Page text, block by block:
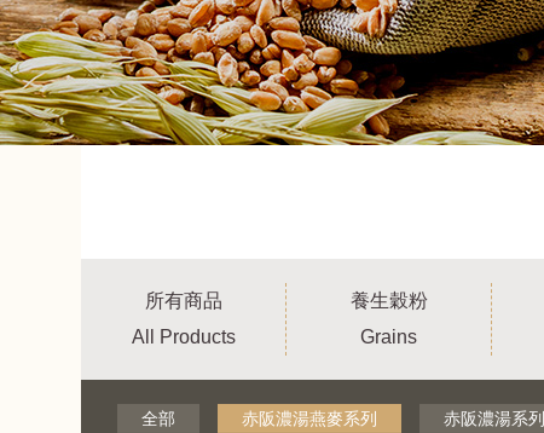
所有商品
All Products
養生穀粉
Grains
全部 赤阪濃湯燕麥系列 赤阪濃湯系列